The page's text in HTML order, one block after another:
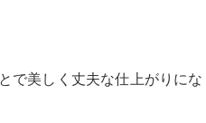
で美しく丈夫な仕上がりにな